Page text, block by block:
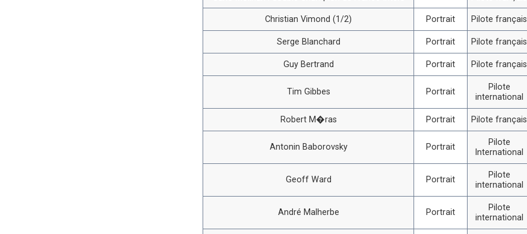
Christian Vimond (1/2) Portrait Pilote français
Serge Blanchard Portrait Pilote français
Guy Bertrand Portrait Pilote français
Tim Gibbes Portrait
Pilote
international
Robert M�ras Portrait Pilote français
Antonin Baborovsky Portrait
Pilote
International
Geoff Ward Portrait
Pilote
international
André Malherbe Portrait
Pilote
international